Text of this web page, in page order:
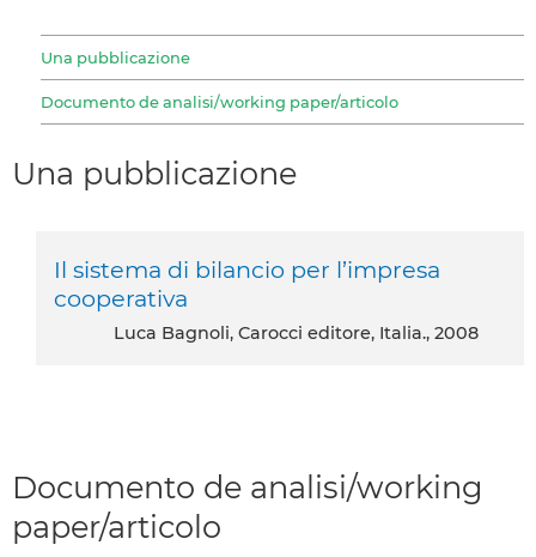
Una pubblicazione
Documento de analisi/working paper/articolo
Una pubblicazione
Il sistema di bilancio per l’impresa
cooperativa
Luca Bagnoli, Carocci editore, Italia., 2008
Documento de analisi/working
paper/articolo